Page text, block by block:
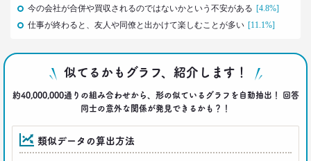
2018.01.11
｢WEBコンテンツは私の先生｣な時代
博報堂 第一プラニング局
2017.12.20
今の会社が合併や買収されるのではないかという不安がある [4.8%]
仕事が終わると、友人や同僚と出かけて楽しむことが多い [11.1%]
似てるかもグラフ、紹介します！
約40,000,000通りの組み合わせから、形の似ているグラフを自動抽出！ 回答
同士の意外な関係が発見できるかも？！
類似データの算出方法